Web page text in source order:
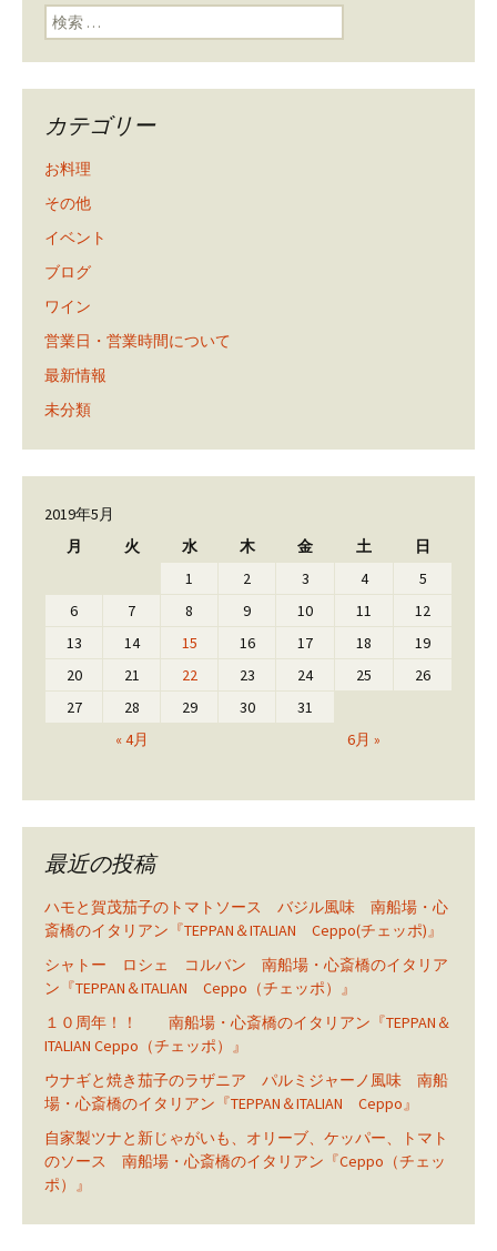
検索:
カテゴリー
お料理
その他
イベント
ブログ
ワイン
営業日・営業時間について
最新情報
未分類
2019年5月
月
火 水 木 金 土 日
« 4月 6月 »
1 2 3 4
5
6
7 8 9 10 11
12
13
14 15 16 17 18
19
20
21 22 23 24 25
26
27
28 29 30 31
最近の投稿
ハモと賀茂茄子のトマトソース バジル風味 南船場・心
斎橋のイタリアン『TEPPAN＆ITALIAN Ceppo(チェッポ)』
シャトー ロシェ コルバン 南船場・心斎橋のイタリア
ン『TEPPAN＆ITALIAN Ceppo（チェッポ）』
１０周年！！ 南船場・心斎橋のイタリアン『TEPPAN＆
ITALIAN Ceppo（チェッポ）』
ウナギと焼き茄子のラザニア パルミジャーノ風味 南船
場・心斎橋のイタリアン『TEPPAN＆ITALIAN Ceppo』
自家製ツナと新じゃがいも、オリーブ、ケッパー、トマト
のソース 南船場・心斎橋のイタリアン『Ceppo（チェッ
ポ）』